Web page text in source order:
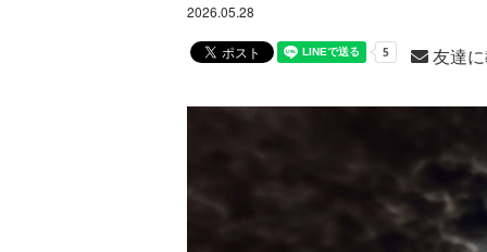
2026.05.28
友達